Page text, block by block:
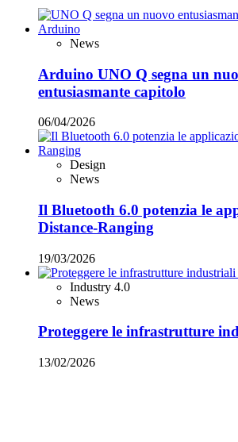
News
Arduino UNO Q segna un
entusiasmante capitolo
06/04/2026
Design
News
Il Bluetooth 6.0 potenzia le
Distance-Ranging
19/03/2026
Industry 4.0
News
Proteggere le infrastrutture
13/02/2026